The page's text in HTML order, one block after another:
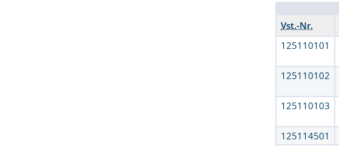
Vst.-Nr.
125110101
125110102
125110103
125114501